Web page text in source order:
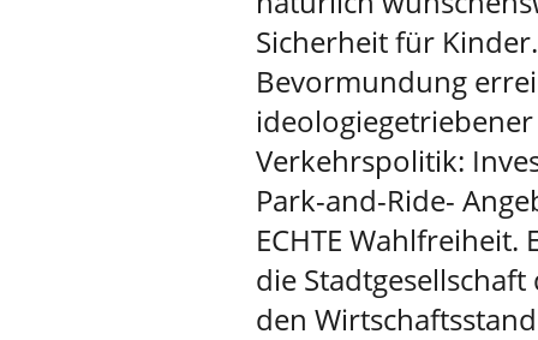
Sicherheit für
Bevormundung
Verkehrspolitik:
Park-and-Ride-
ECHTE
die
den